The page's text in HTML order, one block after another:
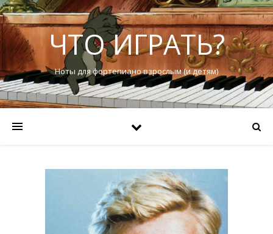
ЧТО ИГРАТЬ?
Ноты для фортепиано взрослым (и детям)